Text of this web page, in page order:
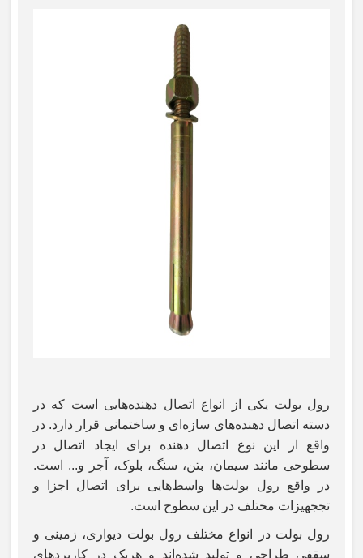
رول بولت یکی از انواع اتصال دهنده‌هایی است که در
دسته اتصال دهنده‌های سازه‌ای و ساختمانی قرار دارد. در
واقع از این نوع اتصال دهنده برای ایجاد اتصال در
سطوحی مانند سیمان، بتن، سنگ، بلوک، آجر و... است.
در واقع رول بولت‌ها واسط‌هایی برای اتصال اجزا و
تججهیزات مختلف در این سطوح است.
رول بولت در انواع مختلف رول بولت دیواری، زمینی و
سقفی طراحی و تولید شده‌اند و هریک در کاربردهای